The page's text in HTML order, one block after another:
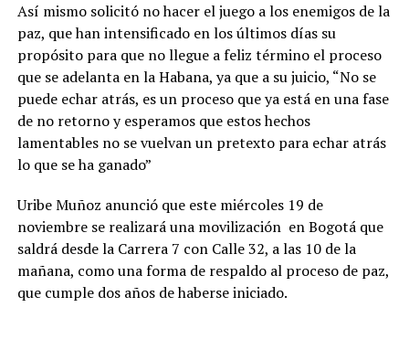
Así mismo solicitó no hacer el juego a los enemigos de la
paz, que han intensificado en los últimos días su
propósito para que no llegue a feliz término el proceso
que se adelanta en la Habana, ya que a su juicio, “No se
puede echar atrás, es un proceso que ya está en una fase
de no retorno y esperamos que estos hechos
lamentables no se vuelvan un pretexto para echar atrás
lo que se ha ganado”
Uribe Muñoz anunció que este miércoles 19 de
noviembre se realizará una movilización en Bogotá que
saldrá desde la Carrera 7 con Calle 32, a las 10 de la
mañana, como una forma de respaldo al proceso de paz,
que cumple dos años de haberse iniciado.